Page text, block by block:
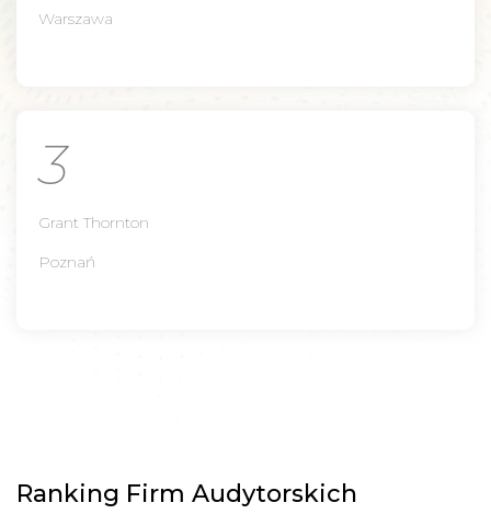
Warszawa
3
Grant Thornton
Poznań
Ranking Firm Audytorskich